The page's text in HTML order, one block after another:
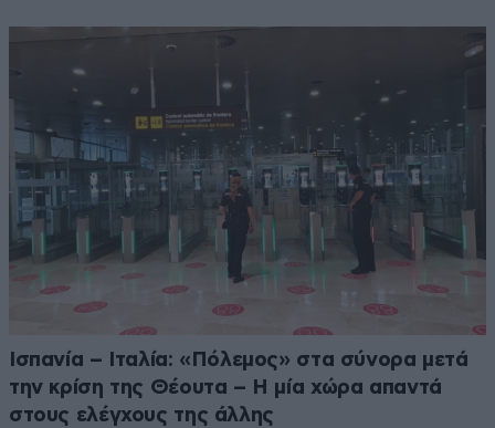
Ισπανία – Ιταλία: «Πόλεμος» στα σύνορα μετά
την κρίση της Θέουτα – Η μία χώρα απαντά
στους ελέγχους της άλλης